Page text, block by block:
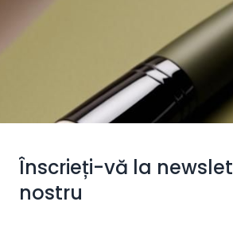
Înscrieți-vă la
nostru